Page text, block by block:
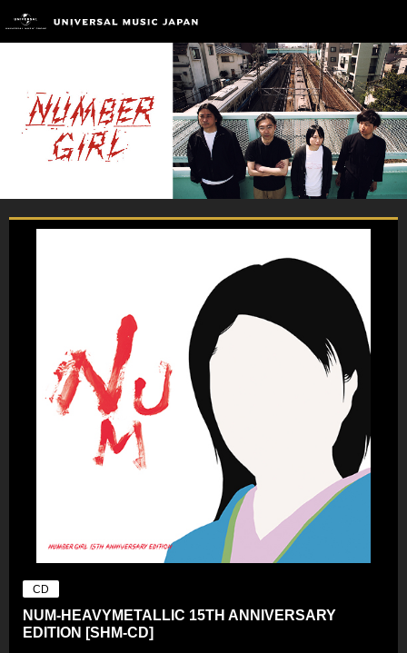
CD
NUM-HEAVYMETALLIC 15TH ANNIVERSARY
EDITION [SHM-CD]